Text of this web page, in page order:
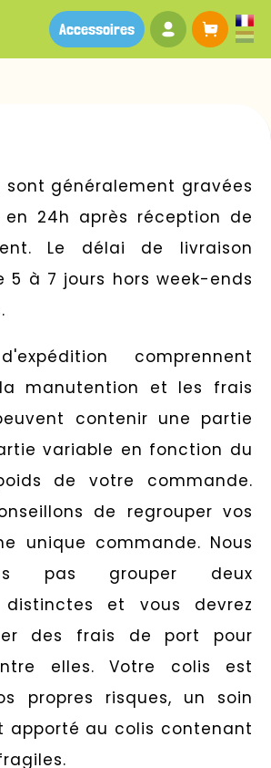
Votre compte
Accessoires
Panier
sont généralement gravées
en 24h après réception de
Le délai de livraison
5 à 7 jours hors week-ends
comprennent
manutention et les frais
contenir une partie
variable en fonction du
de votre commande.
de regrouper vos
unique commande. Nous
pas grouper deux
distinctes et vous devrez
des frais de port pour
elles. Votre colis est
propres risques, un soin
apporté au colis contenant